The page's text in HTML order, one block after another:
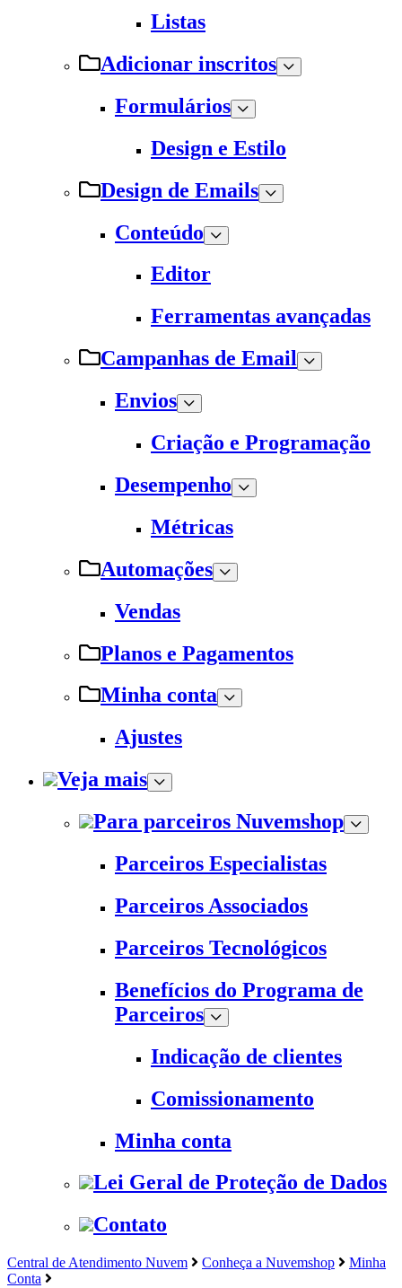
Listas
Adicionar inscritos
Formulários
Design e Estilo
Design de Emails
Conteúdo
Editor
Ferramentas avançadas
Campanhas de Email
Envios
Criação e Programação
Desempenho
Métricas
Automações
Vendas
Planos e Pagamentos
Minha conta
Ajustes
Veja mais
Para parceiros Nuvemshop
Parceiros Especialistas
Parceiros Associados
Parceiros Tecnológicos
Benefícios do Programa de
Parceiros
Indicação de clientes
Comissionamento
Minha conta
Lei Geral de Proteção de Dados
Contato
Central de Atendimento Nuvem Conheça a Nuvemshop
Minha
Conta